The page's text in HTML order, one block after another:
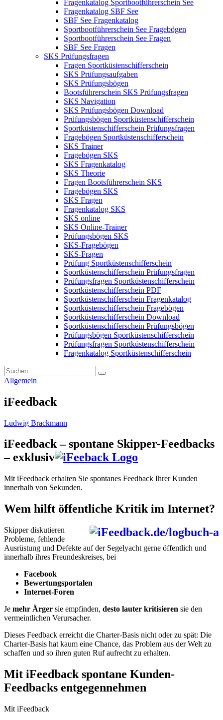
Fragenkatalog Sportbootführerschein See
Fragenkatalog SBF See
SBF See Fragenkatalog
Sportbootführerschein See Fragebögen
Sportbootführerschein See Fragen
SBF See Fragen
SKS Prüfungsfragen
Fragen Sportküstenschifferschein
SKS Prüfungsaufgaben
SKS Prüfungsbögen
Bootsführerschein SKS Prüfungsfragen
SKS Navigation
SKS Prüfungsbögen Download
Prüfungsbögen Sportküstenschifferschein
Sportküstenschifferschein Prüfungsfragen
Fragebögen Sportküstenschifferschein
SKS Trainer
Fragebögen SKS
SKS Fragenkatalog
SKS Theorie
Fragen Bootsführerschein SKS
Fragebögen SKS
SKS Fragen
Fragenkatalog SKS
SKS online
SKS Online-Trainer
Prüfungsbögen SKS
SKS-Fragebögen
SKS-Fragen
Prüfung Sportküstenschifferschein
Sportküstenschifferschein Prüfungsfragen
Prüfungsfragen Sportküstenschifferschein
Sportküstenschifferschein PDF
Sportküstenschifferschein Fragenkatalog
Sportküstenschifferschein Fragebögen
Sportküstenschifferschein Download
Sportküstenschifferschein Prüfungsbögen
Prüfungsbögen Sportküstenschifferschein
Prüfungsfragen Sportküstenschifferschein
Fragenkatalog Sportküstenschifferschein
Allgemein
iFeedback
Ludwig Brackmann
iFeedback – spontane Skipper-Feedbacks
– exklusiv
Mit iFeedback erhalten Sie spontanes Feedback Ihrer Kunden
innerhalb von Sekunden.
Wem hilft öffentliche Kritik im Internet?
Skipper diskutieren
Probleme, fehlende
Ausrüstung und Defekte auf der Segelyacht gerne öffentlich und
innerhalb ihres Freundeskreises, bei
Facebook
Bewertungsportalen
Internet-Foren
Je mehr Ärger sie empfinden, desto lauter kritisieren sie den
vermeintlichen Verursacher.
Dieses Feedback erreicht die Charter-Basis nicht oder zu spät: Die
Charter-Basis hat kaum eine Chance, das Problem aus der Welt zu
schaffen und so ihren guten Ruf aufrecht zu erhalten.
Mit iFeedback spontane Kunden-
Feedbacks entgegennehmen
Mit iFeedback